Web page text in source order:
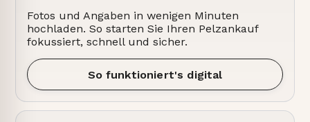
Fotos und Angaben in wenigen Minuten
hochladen. So starten Sie Ihren Pelzankauf
fokussiert, schnell und sicher.
So funktioniert's digital